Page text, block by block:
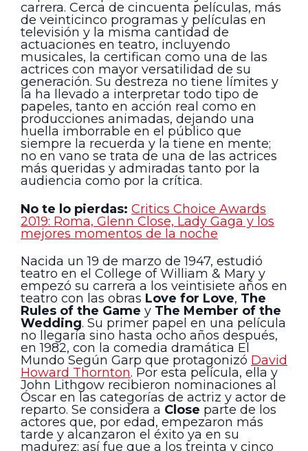
carrera. Cerca de cincuenta películas, más
de veinticinco programas y películas en
televisión y la misma cantidad de
actuaciones en teatro, incluyendo
musicales, la certifican como una de las
actrices con mayor versatilidad de su
generación. Su destreza no tiene límites y
la ha llevado a interpretar todo tipo de
papeles, tanto en acción real como en
producciones animadas, dejando una
huella imborrable en el público que
siempre la recuerda y la tiene en mente;
no en vano se trata de una de las actrices
más queridas y admiradas tanto por la
audiencia como por la crítica.
No te lo pierdas: Critics Choice Awards
2019: Roma, Glenn Close, Lady Gaga y los
mejores momentos de la noche
Nacida un 19 de marzo de 1947, estudió
teatro en el College of William & Mary y
empezó su carrera a los veintisiete años en
teatro con las obras Love for Love, The
Rules of the Game y The Member of the
Wedding. Su primer papel en una película
no llegaría sino hasta ocho años después,
en 1982, con la comedia dramática El
Mundo Según Garp que protagonizó David
Howard Thornton. Por esta película, ella y
John Lithgow recibieron nominaciones al
Óscar en las categorías de actriz y actor de
reparto. Se considera a Close parte de los
actores que, por edad, empezaron más
tarde y alcanzaron el éxito ya en su
madurez; así fue que a los treinta y cinco